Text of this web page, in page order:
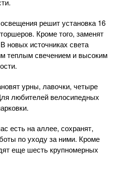
решит установка 16
Кроме того, заменят
новых источниках света
теплым свечением и высоким
урны, лавочки, четыре
любителей велосипедных
есть на аллее, сохранят,
по уходу за ними. Кроме
еще шесть крупномерных